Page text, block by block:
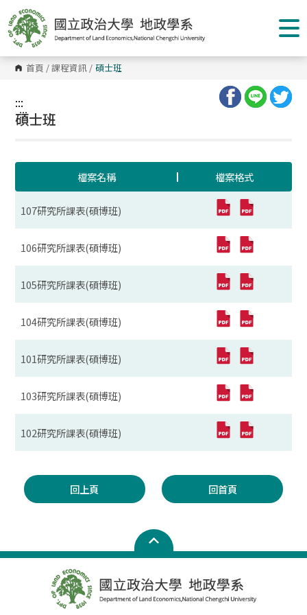
到
主
要
內
容
區 首頁 /課程資訊 / 碩士班
:::
:::
碩士班
檔案名稱 檔案格式
107研究所課表(碩博班)
106研究所課表(碩博班)
105研究所課表(碩博班)
104研究所課表(碩博班)
101研究所課表(碩博班)
103研究所課表(碩博班)
102研究所課表(碩博班)
回上頁 回首頁